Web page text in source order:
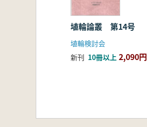
埴輪論叢 第14号
埴輪検討会
新刊 10冊以上 2,090円